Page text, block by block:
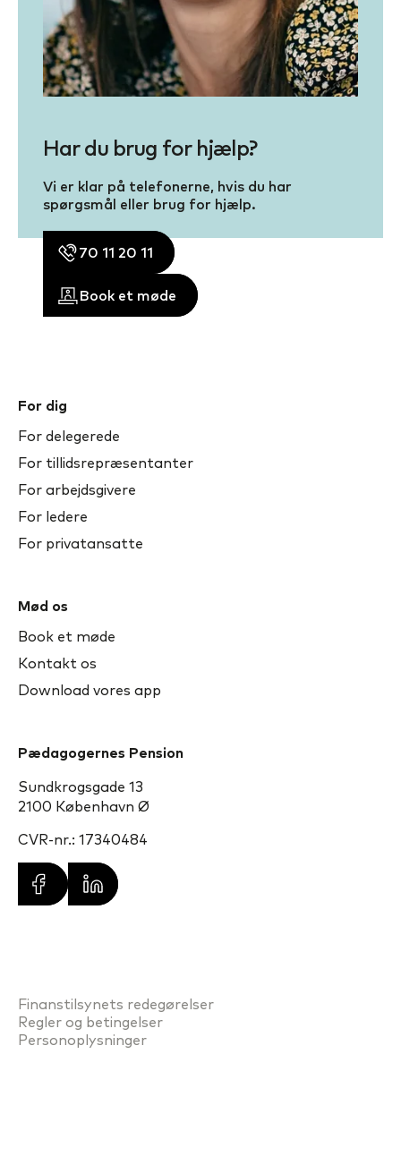
Har du brug for hjælp?
Vi er klar på telefonerne, hvis du har
spørgsmål eller brug for hjælp.
70 11 20 11
Book et møde
For dig
For delegerede
For tillidsrepræsentanter
For arbejdsgivere
For ledere
For privatansatte
Mød os
Book et møde
Kontakt os
Download vores app
Pædagogernes Pension
Sundkrogsgade 13
2100 København Ø
CVR-nr.: 17340484
Finanstilsynets redegørelser
Regler og betingelser
Personoplysninger